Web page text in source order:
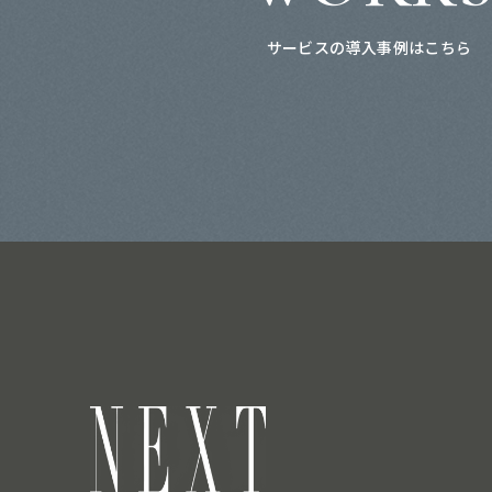
サービスの導入事例はこちら